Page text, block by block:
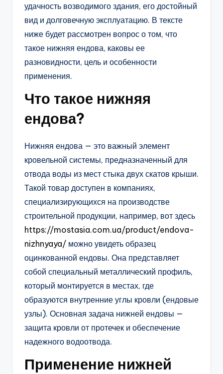
удачность возводимого здания, его достойный
вид и долговечную эксплуатацию. В тексте
ниже будет рассмотрен вопрос о том, что
такое нижняя ендова, каковы ее
разновидности, цель и особенности
применения.
Что такое нижняя
ендова?
Нижняя ендова — это важный элемент
кровельной системы, предназначенный для
отвода воды из мест стыка двух скатов крыши.
Такой товар доступен в компаниях,
специализирующихся на производстве
строительной продукции, например, вот здесь
https://mostasia.com.ua/product/endova-
nizhnyaya/ можно увидеть образец
оцинкованной ендовы. Она представляет
собой специальный металлический профиль,
который монтируется в местах, где
образуются внутренние углы кровли (ендовые
узлы). Основная задача нижней ендовы —
защита кровли от протечек и обеспечение
надежного водоотвода.
Применение нижней